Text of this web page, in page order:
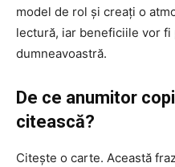
model de rol și creați o
lectură, iar beneficiile vor
dumneavoastră.
De ce anumitor
citească?
Citește o carte. Această